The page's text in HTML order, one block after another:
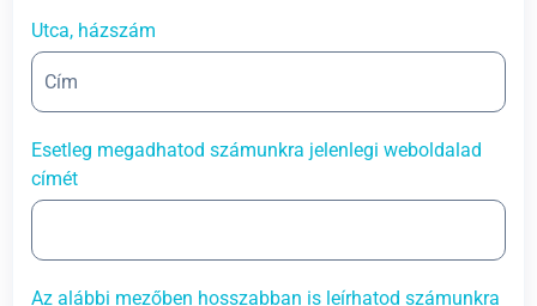
Utca, házszám
Esetleg megadhatod számunkra jelenlegi weboldalad
címét
Az alábbi mezőben hosszabban is leírhatod számunkra